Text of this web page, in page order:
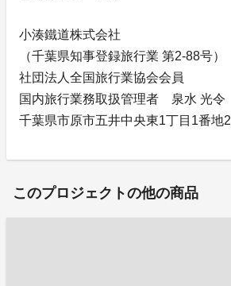
小湊鐵道株式会社
（千葉県知事登録旅行業 第2-88号）
社団法人全国旅行業協会会員
国内旅行業務取扱管理者 泉水 光令
千葉県市原市五井中央東1丁目1番地2
このプロジェクトの他の商品